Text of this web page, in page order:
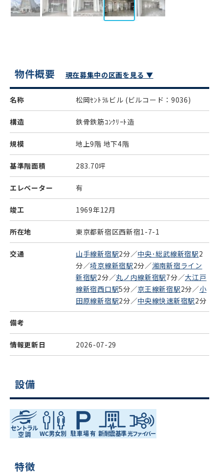
物件概要 現在募集中の区画を見る ▼
名称 松岡ｾﾝﾄﾗﾙビル (ビルコード：9036)
構造 鉄骨鉄筋ｺﾝｸﾘｰﾄ造
規模 地上9階 地下4階
基準階面積 283.70坪
エレベーター 有
竣工 1969年12月
所在地 東京都新宿区西新宿1-7-1
交通 山手線新宿駅2分／中央･総武線新宿駅2
分／埼京線新宿駅2分／湘南新宿ライン
新宿駅2分／丸ノ内線新宿駅7分／大江戸
線新宿西口駅5分／京王線新宿駅2分／小
田原線新宿駅2分／中央線快速新宿駅2分
備考
情報更新日 2026-07-29
設備
特徴